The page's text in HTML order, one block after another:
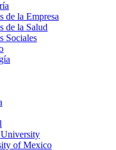
de la Empresa
de la Salud
Sociales
of Mexico